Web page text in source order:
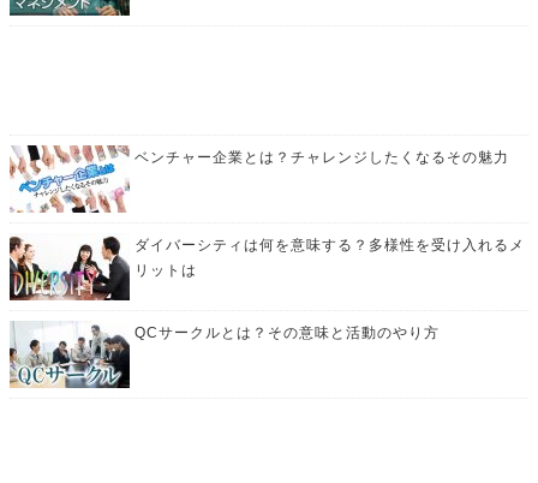
ベンチャー企業とは？チャレンジしたくなるその魅力
ダイバーシティは何を意味する？多様性を受け入れるメ
リットは
QCサークルとは？その意味と活動のやり方